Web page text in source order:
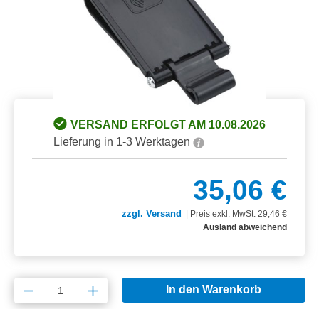
VERSAND ERFOLGT AM 10.08.2026
Lieferung in 1-3 Werktagen
35,06 €
zzgl. Versand
Preis exkl. MwSt: 29,46 €
Ausland abweichend
Produkt Anzahl: Gib den gewünschten
In den Warenkorb